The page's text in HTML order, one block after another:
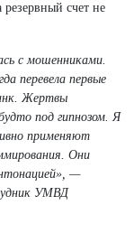
счет не
с мошенниками.
перевела первые
Жертвы
под гипнозом. Я
применяют
Они
—
УМВД